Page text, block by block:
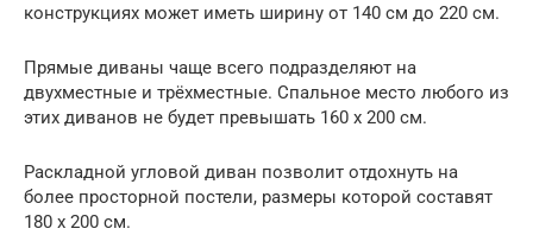
конструкциях может иметь ширину от 140 см до 220 см.
Прямые диваны чаще всего подразделяют на
двухместные и трёхместные. Спальное место любого из
этих диванов не будет превышать 160 х 200 см.
Раскладной угловой диван позволит отдохнуть на
более просторной постели, размеры которой составят
180 х 200 см.